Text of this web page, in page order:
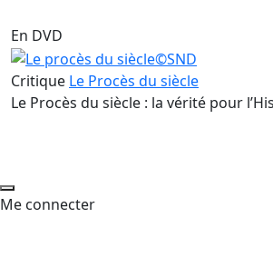
En DVD
Critique Le Procès du siècle
Le Procès du siècle : la vérité pour
Me connecter